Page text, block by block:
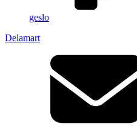
geslo
Delamart